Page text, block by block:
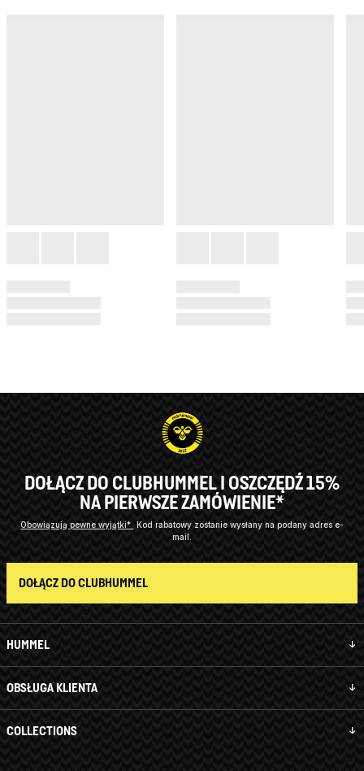
HUMMEL
OBSŁUGA KLIENTA
COLLECTIONS
DOŁĄCZ DO CLUBHUMMEL I OSZCZĘDŹ 15%
NA PIERWSZE ZAMÓWIENIE*
Obowiązują pewne wyjątki* Kod rabatowy zostanie wysłany na podany adres e-
mail.
DOŁĄCZ DO CLUBHUMMEL